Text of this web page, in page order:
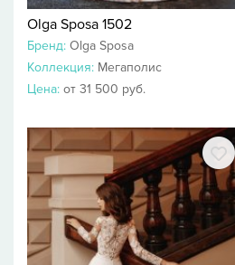
Olga Sposa 1502
Бренд: Olga Sposa
Коллекция: Мегаполис
Цена: от 31 500 руб.